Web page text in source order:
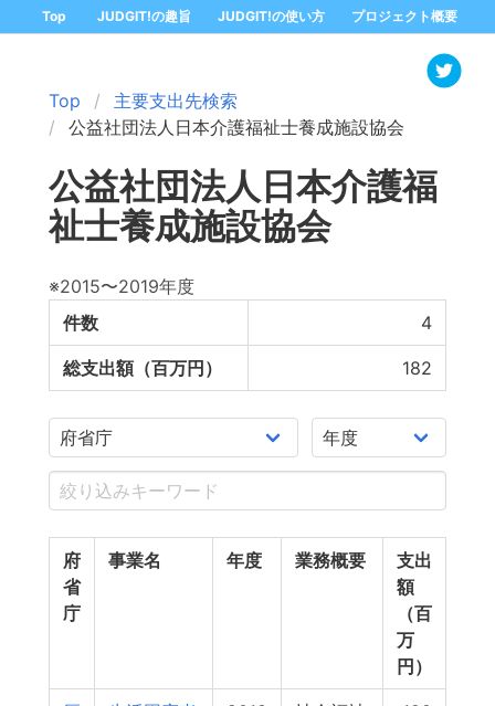
Top JUDGIT!の趣旨 JUDGIT!の使い方 プロジェクト概要
Top
主要支出先検索
公益社団法人日本介護福祉士養成施設協会
公益社団法人日本介護福
祉士養成施設協会
※2015〜2019年度
件数
4
総支出額（百万円） 182
府
省
庁
事業名 年度 業務概要
支出
額
（百
万
円）